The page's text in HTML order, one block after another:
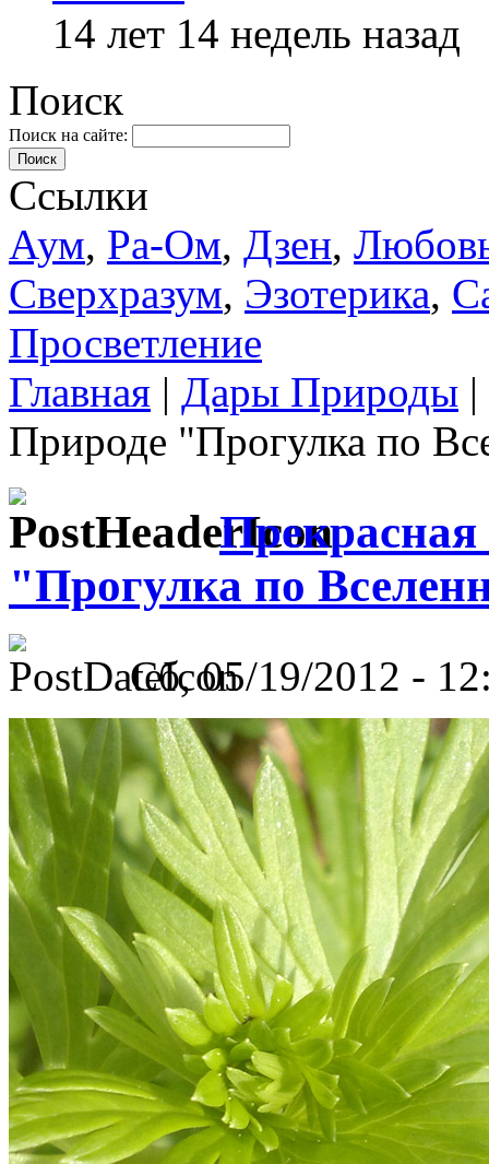
14 лет 14 недель назад
Поиск
Поиск на сайте:
Поиск
Ссылки
Аум, Ра-Ом, Дзен,
Сверхразум, Эзотерика,
Просветление
Главная | Дары Природы
Природе "Прогулка по
"Прогулка по
Сб, 05/19/2012 -